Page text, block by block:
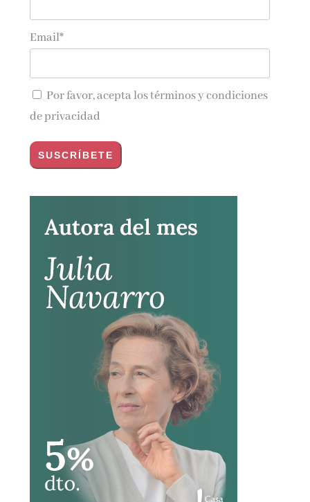
Email*
Por favor, acepta lostérminos y condiciones
de privacidad